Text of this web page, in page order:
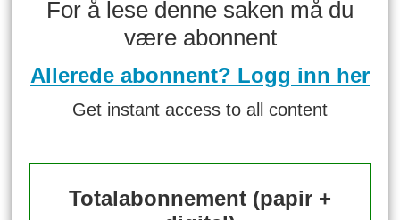
For å lese denne saken må du
være abonnent
Allerede abonnent? Logg inn her
Get instant access to all content
Totalabonnement (papir +